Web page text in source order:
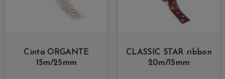
Cinta ORGANTE
15m/25mm
CLASSIC STAR ribbon
20m/15mm